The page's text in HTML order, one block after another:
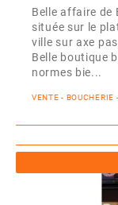
Belle affaire de
située sur le
ville sur axe
Belle boutique
normes bie...
VENTE - BOUCHERIE